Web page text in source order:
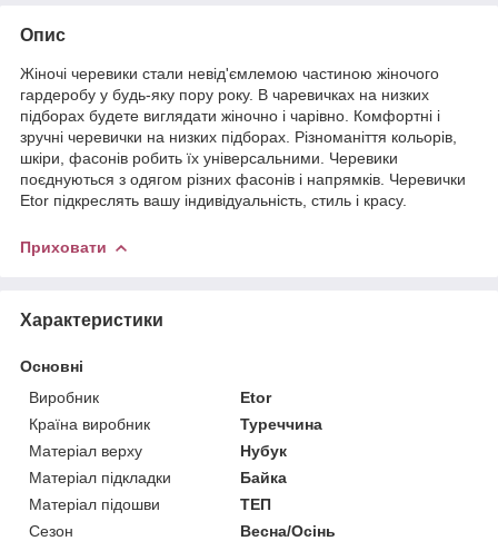
Опис
Жіночі черевики стали невід'ємлемою частиною жіночого
гардеробу у будь-яку пору року. В чаревичках на низких
підборах будете виглядати жіночно і чарівно. Комфортні і
зручні черевички на низких підборах. Різноманіття кольорів,
шкіри, фасонів робить їх універсальними. Черевики
поєднуються з одягом різних фасонів і напрямків. Черевички
Etor підкреслять вашу індивідуальність, стиль і красу.
Приховати
Характеристики
Основні
Виробник
Etor
Країна виробник
Туреччина
Матеріал верху
Нубук
Матеріал підкладки
Байка
Матеріал підошви
ТЕП
Сезон
Весна/Осінь